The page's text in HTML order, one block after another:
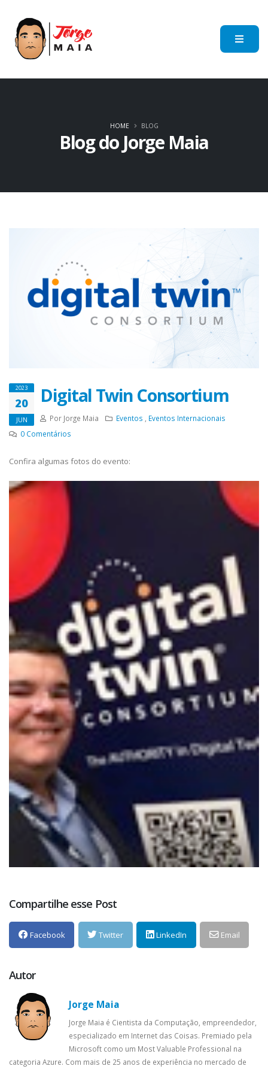
Blog do Jorge Maia
HOME BLOG
2023
20
JUN
Digital Twin Consortium
Por Jorge Maia Eventos
Eventos Internacionais
0 Comentários
Confira algumas fotos do evento:
Compartilhe esse Post
Facebook Twitter LinkedIn Email
Autor
Jorge Maia
Jorge Maia é Cientista da Computação, empreendedor,
especializado em Internet das Coisas. Premiado pela
Microsoft como um Most Valuable Professional na
categoria Azure. Com mais de 25 anos de experiência no mercado de